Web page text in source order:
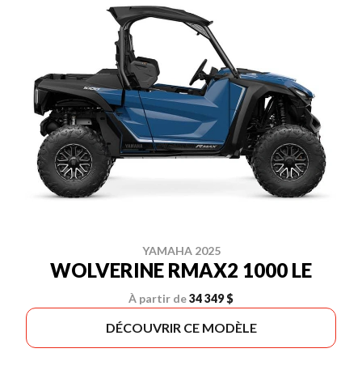
YAMAHA 2025
WOLVERINE RMAX2 1000 LE
À partir de34 349 $
DÉCOUVRIR CE MODÈLE